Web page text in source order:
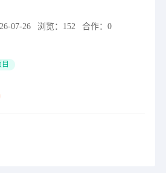
07-26 浏览： 152 合作： 0